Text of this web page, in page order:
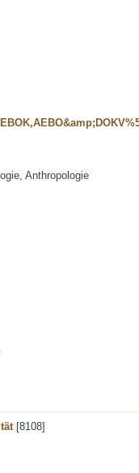
Anthropologie
[8108]